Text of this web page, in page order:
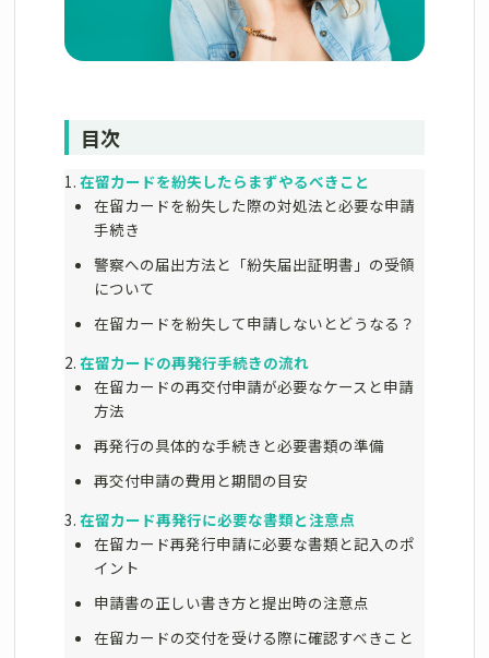
目次
在留カードを紛失したらまずやるべきこと
在留カードを紛失した際の対処法と必要な申請
手続き
警察への届出方法と「紛失届出証明書」の受領
について
在留カードを紛失して申請しないとどうなる？
在留カードの再発行手続きの流れ
在留カードの再交付申請が必要なケースと申請
方法
再発行の具体的な手続きと必要書類の準備
再交付申請の費用と期間の目安
在留カード再発行に必要な書類と注意点
在留カード再発行申請に必要な書類と記入のポ
イント
申請書の正しい書き方と提出時の注意点
在留カードの交付を受ける際に確認すべきこと